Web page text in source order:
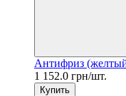
Антифриз
1 152.0 грн/шт.
Купить